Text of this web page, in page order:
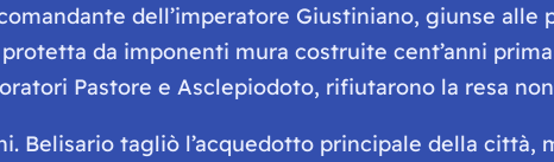
dell’imperatore Giustiniano, giunse
da imponenti mura costruite cent’anni
Pastore e Asclepiodoto, rifiutarono la resa
Belisario tagliò l’acquedotto principale della